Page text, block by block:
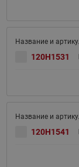
120H1531
120H1541